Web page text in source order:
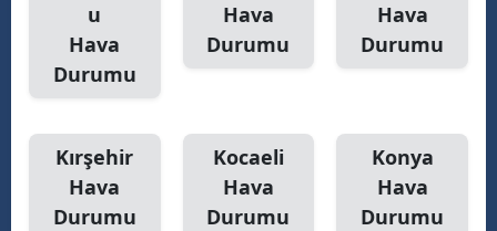
u
Hava
Durumu
Hava
Durumu
Hava
Durumu
Kırşehir
Hava
Durumu
Kocaeli
Hava
Durumu
Konya
Hava
Durumu